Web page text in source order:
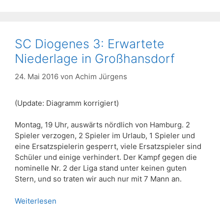
SC Diogenes 3: Erwartete
Niederlage in Großhansdorf
24. Mai 2016 von Achim Jürgens
(Update: Diagramm korrigiert)
Montag, 19 Uhr, auswärts nördlich von Hamburg. 2
Spieler verzogen, 2 Spieler im Urlaub, 1 Spieler und
eine Ersatzspielerin gesperrt, viele Ersatzspieler sind
Schüler und einige verhindert. Der Kampf gegen die
nominelle Nr. 2 der Liga stand unter keinen guten
Stern, und so traten wir auch nur mit 7 Mann an.
Weiterlesen